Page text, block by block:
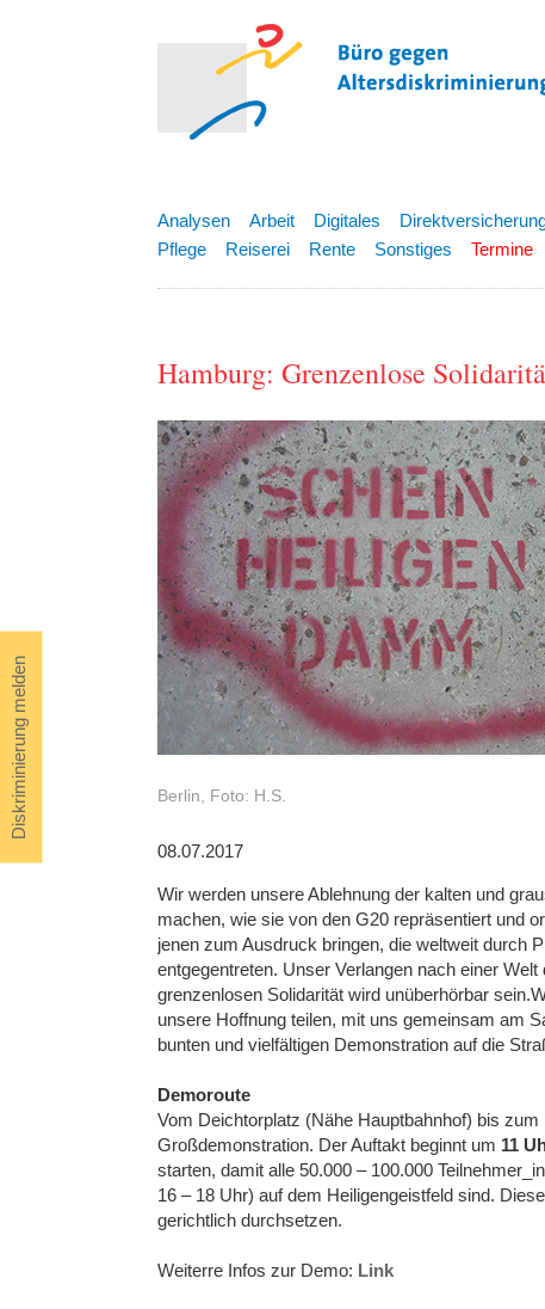
Diskriminierung melden
Analysen Arbeit Digitales
Pflege
Reiserei Rente Sonstiges Termine
Hamburg: Grenzenlose
Berlin, Foto: H.S.
08.07.2017
Wir werden unsere Ablehnung der kalten und
machen, wie sie von den G20 repräsentiert und
jenen zum Ausdruck bringen, die weltweit durch
entgegentreten. Unser Verlangen nach einer
grenzenlosen Solidarität wird unüberhörbar
unsere Hoffnung teilen, mit uns gemeinsam am
bunten und vielfältigen Demonstration auf die
Demoroute
Vom Deichtorplatz (Nähe Hauptbahnhof) bis
Großdemonstration. Der Auftakt beginnt um 11
starten, damit alle 50.000 – 100.000
16 – 18 Uhr) auf dem Heiligengeistfeld sind.
gerichtlich durchsetzen.
Weiterre Infos zur Demo: Link